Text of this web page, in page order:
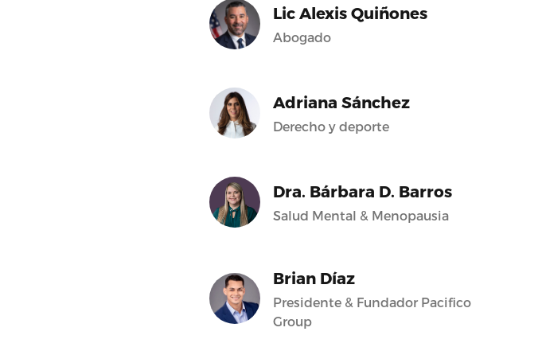
Lic Alexis Quiñones
Abogado
Adriana Sánchez
Derecho y deporte
Dra. Bárbara D. Barros
Salud Mental & Menopausia
Brian Díaz
Presidente & Fundador Pacifico
Group